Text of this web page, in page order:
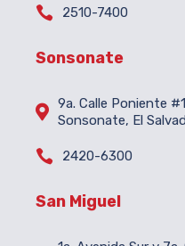
 2510-7400
Sonsonate
 9a. Calle Poniente
Sonsonate, El
 2420-6300
San Miguel